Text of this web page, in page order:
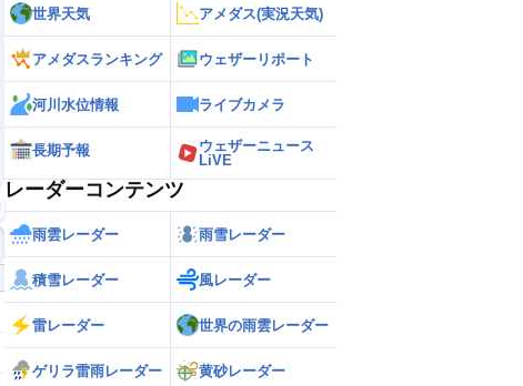
世界天気 アメダス(実況天気)
アメダスランキング ウェザーリポート
河川水位情報 ライブカメラ
長期予報
ウェザーニュース
LiVE
レーダーコンテンツ
雨雲レーダー 雨雪レーダー
積雪レーダー 風レーダー
雷レーダー 世界の雨雲レーダー
ゲリラ雷雨レーダー 黄砂レーダー